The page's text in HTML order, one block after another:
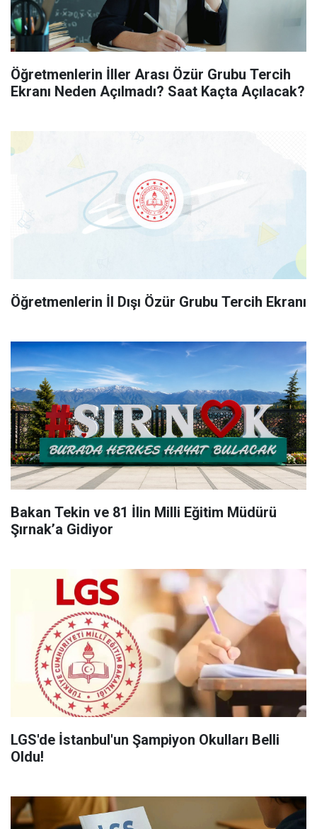
Öğretmenlerin İller Arası Özür Grubu Tercih
Ekranı Neden Açılmadı? Saat Kaçta Açılacak?
Öğretmenlerin İl Dışı Özür Grubu Tercih Ekranı
Bakan Tekin ve 81 İlin Milli Eğitim Müdürü
Şırnak’a Gidiyor
LGS'de İstanbul'un Şampiyon Okulları Belli
Oldu!